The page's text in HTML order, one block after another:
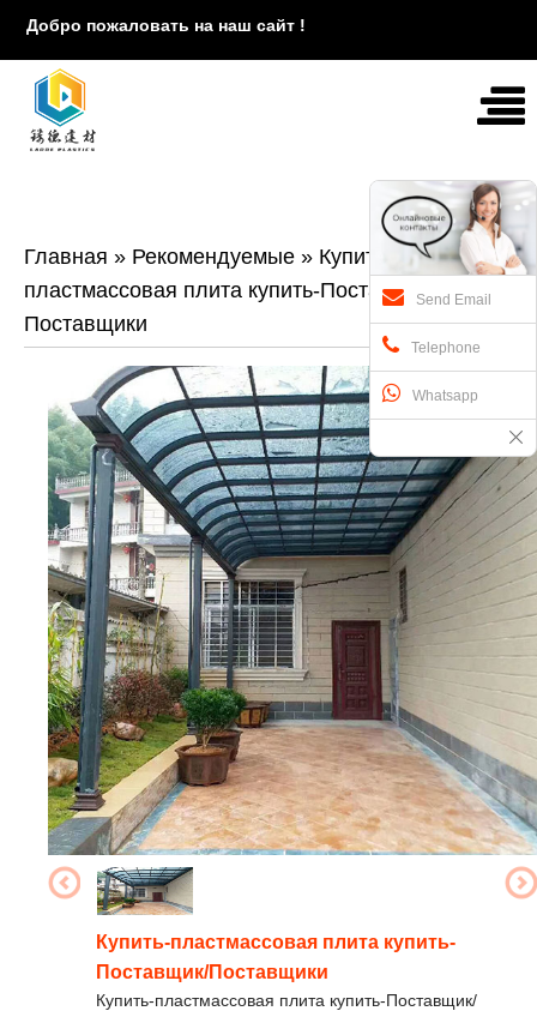
Добро пожаловать на наш сайт !
Главная » Рекомендуемые » Купить-
пластмассовая плита купить-Поставщик/
Поставщики
Купить-пластмассовая плита купить-
Поставщик/Поставщики
Купить-пластмассовая плита купить-Поставщик/
Send Email
Telephone
Whatsapp